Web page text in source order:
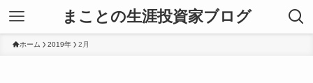
まことの生涯投資家ブログ
ホーム 2019年 2月